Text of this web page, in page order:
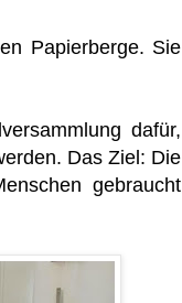
Papierberge. Sie
dafür,
Das Ziel: Die
gebraucht